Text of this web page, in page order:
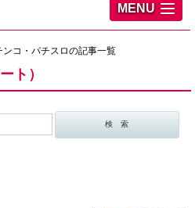
MENU
ンコ・パチスロの記事一覧
ト）